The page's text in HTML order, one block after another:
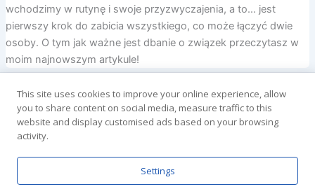
wchodzimy w rutynę i swoje przyzwyczajenia, a to… jest
pierwszy krok do zabicia wszystkiego, co może łączyć dwie
osoby. O tym jak ważne jest dbanie o związek przeczytasz w
moim najnowszym artykule!
This site uses cookies to improve your online experience, allow
you to share content on social media, measure traffic to this
website and display customised ads based on your browsing
activity.
Settings